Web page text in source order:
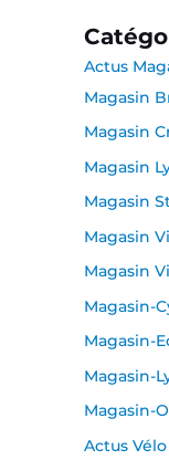
Actus
Magasin
Magasin
Magasin
Magasin
Magasin
Magasin
Magasin-
Magasin-
Magasin-
Magasin-
Actus Vélo